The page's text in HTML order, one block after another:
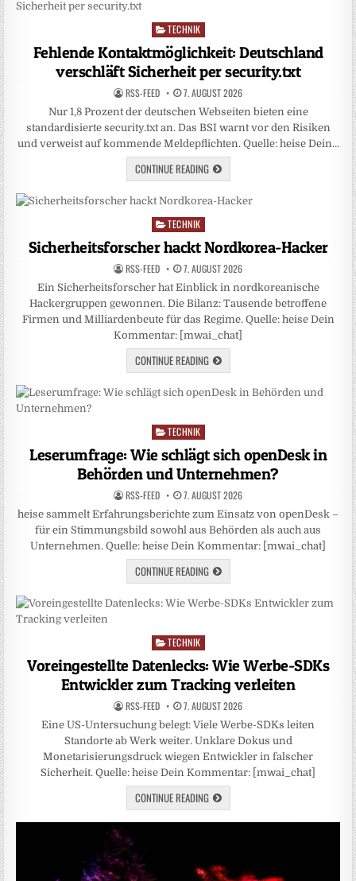
Posted
TECHNIK
Fehlende Kontaktmöglichkeit: Deutschland
verschläft Sicherheit per security.txt
RSS-FEED 7. AUGUST 2026
Nur 1,8 Prozent der deutschen Webseiten bieten eine
standardisierte security.txt an. Das BSI warnt vor den Risiken
und verweist auf kommende Meldepflichten. Quelle: heise Dein…
CONTINUE READING
Posted
TECHNIK
Sicherheitsforscher hackt Nordkorea-Hacker
RSS-FEED 7. AUGUST 2026
Ein Sicherheitsforscher hat Einblick in nordkoreanische
Hackergruppen gewonnen. Die Bilanz: Tausende betroffene
Firmen und Milliardenbeute für das Regime. Quelle: heise Dein
Kommentar: [mwai_chat]
CONTINUE READING
Posted
TECHNIK
Leserumfrage: Wie schlägt sich openDesk in
Behörden und Unternehmen?
RSS-FEED 7. AUGUST 2026
heise sammelt Erfahrungsberichte zum Einsatz von openDesk –
für ein Stimmungsbild sowohl aus Behörden als auch aus
Unternehmen. Quelle: heise Dein Kommentar: [mwai_chat]
CONTINUE READING
Posted
TECHNIK
Voreingestellte Datenlecks: Wie Werbe-SDKs
Entwickler zum Tracking verleiten
RSS-FEED 7. AUGUST 2026
Eine US-Untersuchung belegt: Viele Werbe-SDKs leiten
Standorte ab Werk weiter. Unklare Dokus und
Monetarisierungsdruck wiegen Entwickler in falscher
Sicherheit. Quelle: heise Dein Kommentar: [mwai_chat]
CONTINUE READING